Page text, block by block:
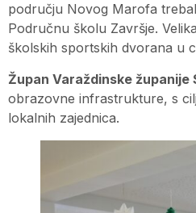
području Novog Marofa
Područnu školu Završje.
školskih sportskih dvorana u
Župan Varaždinske županije
obrazovne infrastrukture, s
lokalnih zajednica.